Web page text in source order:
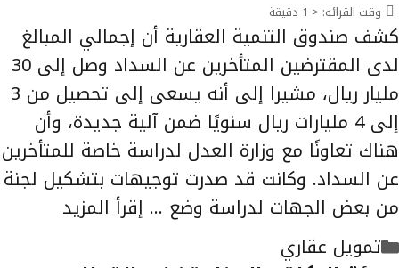
وقت القرائه: < 1 دقيقة
كشف صندوق التنمية العقارية أن إجمالي المبالغ
لدى المقترضين المتأخرين عن السداد وصل إلى 30
مليار ريال، مشيرا إلى أنه يسعى إلى تحصيل من 3
إلى 4 مليارات ريال سنويًا ضمن آلية جديدة، وأن
هناك تعاونًا مع وزارة العدل لدراسة خاصة للمتأخرين
عن السداد. وكانت قد صدرت توجيهات بتشكيل لجنة
من بعض الجهات لدراسة وضع … إقرأ المزيد
التصنيفات
تمويل عقاري